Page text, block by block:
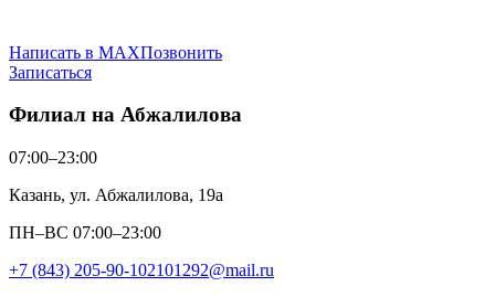
Написать в MAXПозвонить
Записаться
Филиал на Абжалилова
07:00–23:00
Казань, ул. Абжалилова, 19а
ПН–ВС 07:00–23:00
+7 (843) 205-90-102101292@mail.ru